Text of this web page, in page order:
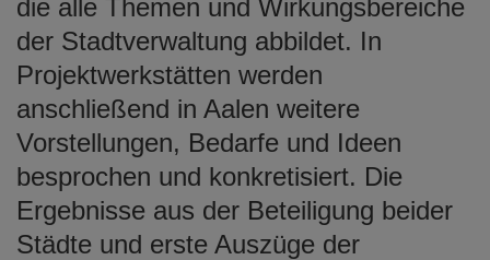
die alle Themen und Wirkungsbereiche
der Stadtverwaltung abbildet. In
Projektwerkstätten werden
anschließend in Aalen weitere
Vorstellungen, Bedarfe und Ideen
besprochen und konkretisiert. Die
Ergebnisse aus der Beteiligung beider
Städte und erste Auszüge der